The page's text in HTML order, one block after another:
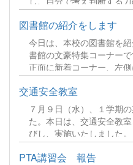
施しました。講師は、司
展開しました。講師の話
ションに参加し、真剣に
できました。続きをみる
図書館の紹介をします
今日は、本校の図書館を
書館の文豪特集コーナー
正面に新着コーナー、左
右側に準新着コーナー、
選んだ本が並べられてい
ました。図書委員会の活
ます。夏休み中の開館ス
徒の皆さん、ぜひ来館ください。 図書だよ
KB ファイルダウンロードについて ダウンロード 続きをみ
る
交通安全教室
７月９日（水）、１学期
た。本日は、交通安全教
びし、実施いたしました
は教室で講師のお話をお
PTA講習会 報告